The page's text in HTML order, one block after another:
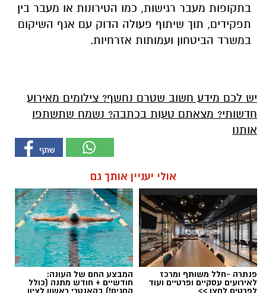
בתקופות מעבר רגישות, כמו הטירונות או מעבר בין
תפקידים, תוך שיתוף פעולה הדוק עם אגף השיקום
במשרד הביטחון ועמותות אזרחיות.
יש לכם מידע חשוב שטרם נחשף? צילומים מאירוע
חדשותי? מצאתם טעות בכתבה? נשמח שתשתפו
אותנו
אולי יעניין אותך גם
פנתרה -חלל משותף ומרכז
לאירועים עסקיים ופרטיים ועוד
לפרטים לחצו >>
המבצע החם של העונה:
חודשיים + חודש מתנה (כולל
החגים!) בקאנטרי ראשון לציון